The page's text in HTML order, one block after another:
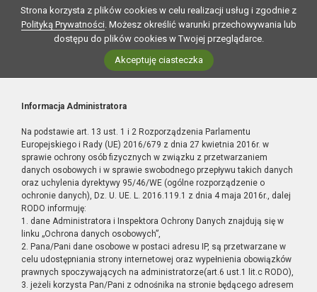
Strona korzysta z plików cookies w celu realizacji usług i zgodnie z
Polityką Prywatności. Możesz określić warunki przechowywania lub
dostępu do plików cookies w Twojej przeglądarce.
Akceptuję ciasteczka
Informacja Administratora
Na podstawie art. 13 ust. 1 i 2 Rozporządzenia Parlamentu
Europejskiego i Rady (UE) 2016/679 z dnia 27 kwietnia 2016r. w
sprawie ochrony osób fizycznych w związku z przetwarzaniem
danych osobowych i w sprawie swobodnego przepływu takich danych
oraz uchylenia dyrektywy 95/46/WE (ogólne rozporządzenie o
ochronie danych), Dz. U. UE. L. 2016.119.1 z dnia 4 maja 2016r., dalej
RODO informuję:
1. dane Administratora i Inspektora Ochrony Danych znajdują się w
linku „Ochrona danych osobowych”,
2. Pana/Pani dane osobowe w postaci adresu IP, są przetwarzane w
celu udostępniania strony internetowej oraz wypełnienia obowiązków
prawnych spoczywających na administratorze(art.6 ust.1 lit.c RODO),
3. jeżeli korzysta Pan/Pani z odnośnika na stronie będącego adresem